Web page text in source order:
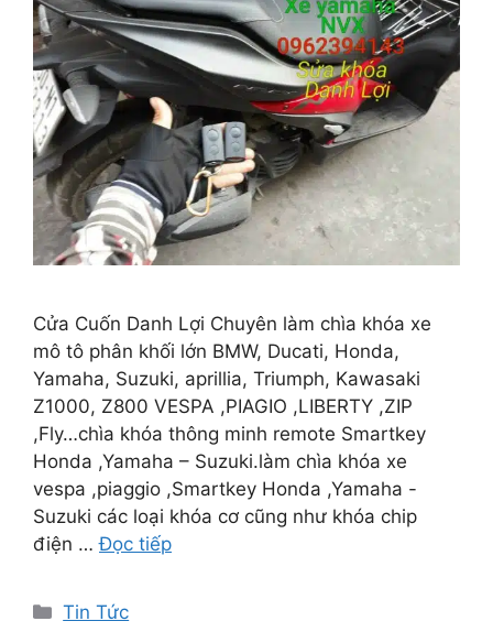
Cửa Cuốn Danh Lợi Chuyên làm chìa khóa xe
mô tô phân khối lớn BMW, Ducati, Honda,
Yamaha, Suzuki, aprillia, Triumph, Kawasaki
Z1000, Z800 VESPA ,PIAGIO ,LIBERTY ,ZIP
,Fly…chìa khóa thông minh remote Smartkey
Honda ,Yamaha – Suzuki.làm chìa khóa xe
vespa ,piaggio ,Smartkey Honda ,Yamaha -
Suzuki các loại khóa cơ cũng như khóa chip
điện …Đọc tiếp
Tin Tức